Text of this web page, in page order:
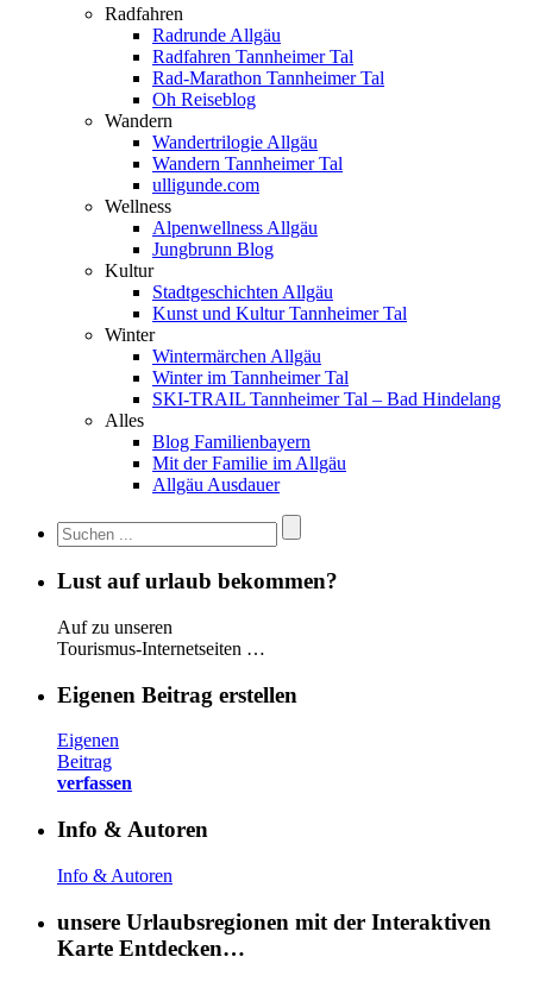
Radfahren
Radrunde Allgäu
Radfahren Tannheimer Tal
Rad-Marathon Tannheimer Tal
Oh Reiseblog
Wandern
Wandertrilogie Allgäu
Wandern Tannheimer Tal
ulligunde.com
Wellness
Alpenwellness Allgäu
Jungbrunn Blog
Kultur
Stadtgeschichten Allgäu
Kunst und Kultur Tannheimer Tal
Winter
Wintermärchen Allgäu
Winter im Tannheimer Tal
SKI-TRAIL Tannheimer Tal – Bad Hindelang
Alles
Blog Familienbayern
Mit der Familie im Allgäu
Allgäu Ausdauer
Lust auf urlaub bekommen?
Auf zu unseren
Tourismus-Internetseiten …
Eigenen Beitrag erstellen
Eigenen
Beitrag
verfassen
Info & Autoren
Info & Autoren
unsere Urlaubsregionen mit der Interaktiven
Karte Entdecken…